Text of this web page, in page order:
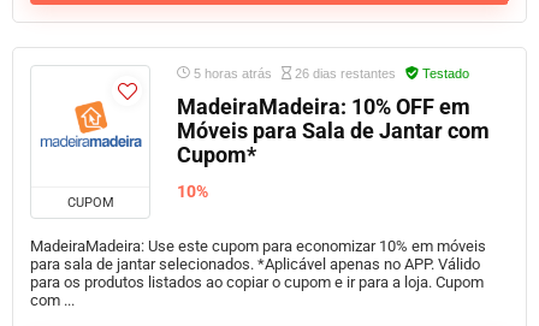
CUPOM
5 horas atrás 26 dias restantes Testado
MadeiraMadeira: 10% OFF em
Móveis para Sala de Jantar com
Cupom*
10%
MadeiraMadeira: Use este cupom para economizar 10% em móveis
para sala de jantar selecionados. *Aplicável apenas no APP. Válido
para os produtos listados ao copiar o cupom e ir para a loja. Cupom
com ...